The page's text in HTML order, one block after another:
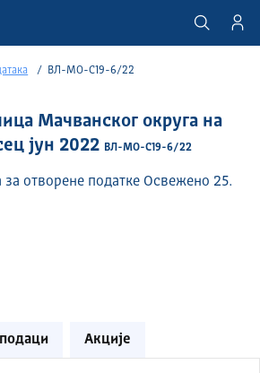
ВЛ-МО-C19-6/22
Мачванског округа на
јун 2022 ВЛ-МО-C19-6/22
отворене податке Освежено 25.
Акције